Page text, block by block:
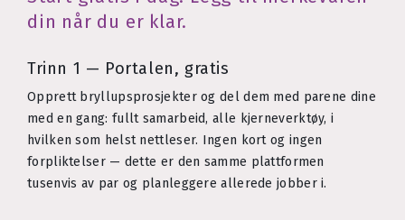
din når du er klar.
Trinn 1 — Portalen, gratis
Opprett bryllupsprosjekter og del dem med parene dine
med en gang: fullt samarbeid, alle kjerneverktøy, i
hvilken som helst nettleser. Ingen kort og ingen
forpliktelser — dette er den samme plattformen
tusenvis av par og planleggere allerede jobber i.